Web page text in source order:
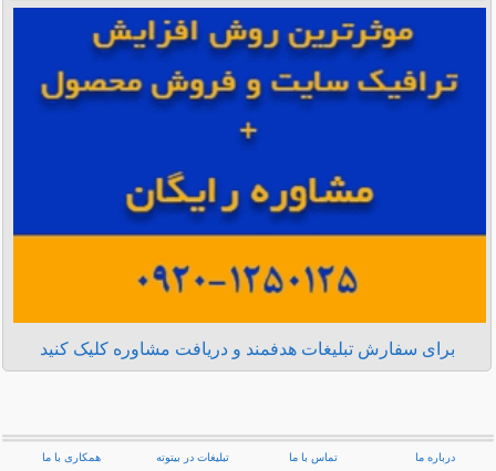
برای سفارش تبلیغات هدفمند و دریافت مشاوره کلیک کنید
درباره ما تماس با ما تبلیغات در بیتوته همکاری با ما